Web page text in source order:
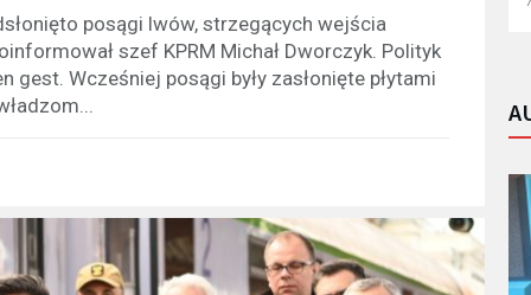
posągi lwów, strzegących wejścia
szef KPRM Michał Dworczyk. Polityk
gest. Wcześniej posągi były zasłonięte płytami